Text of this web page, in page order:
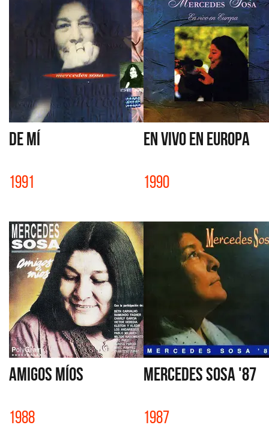
DE MÍ
1991
EN VIVO EN EUROPA
1990
AMIGOS MÍOS
1988
MERCEDES SOSA '87
1987